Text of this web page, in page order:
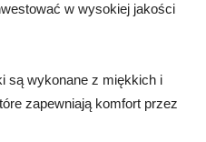
w wysokiej jakości
są wykonane z miękkich i
zapewniają komfort przez